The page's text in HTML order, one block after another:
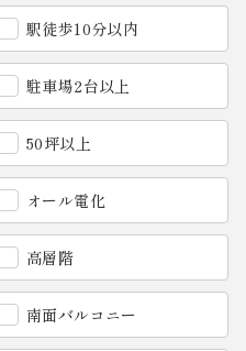
駅徒歩10分以内
駐車場2台以上
50坪以上
オール電化
高層階
南面バルコニー